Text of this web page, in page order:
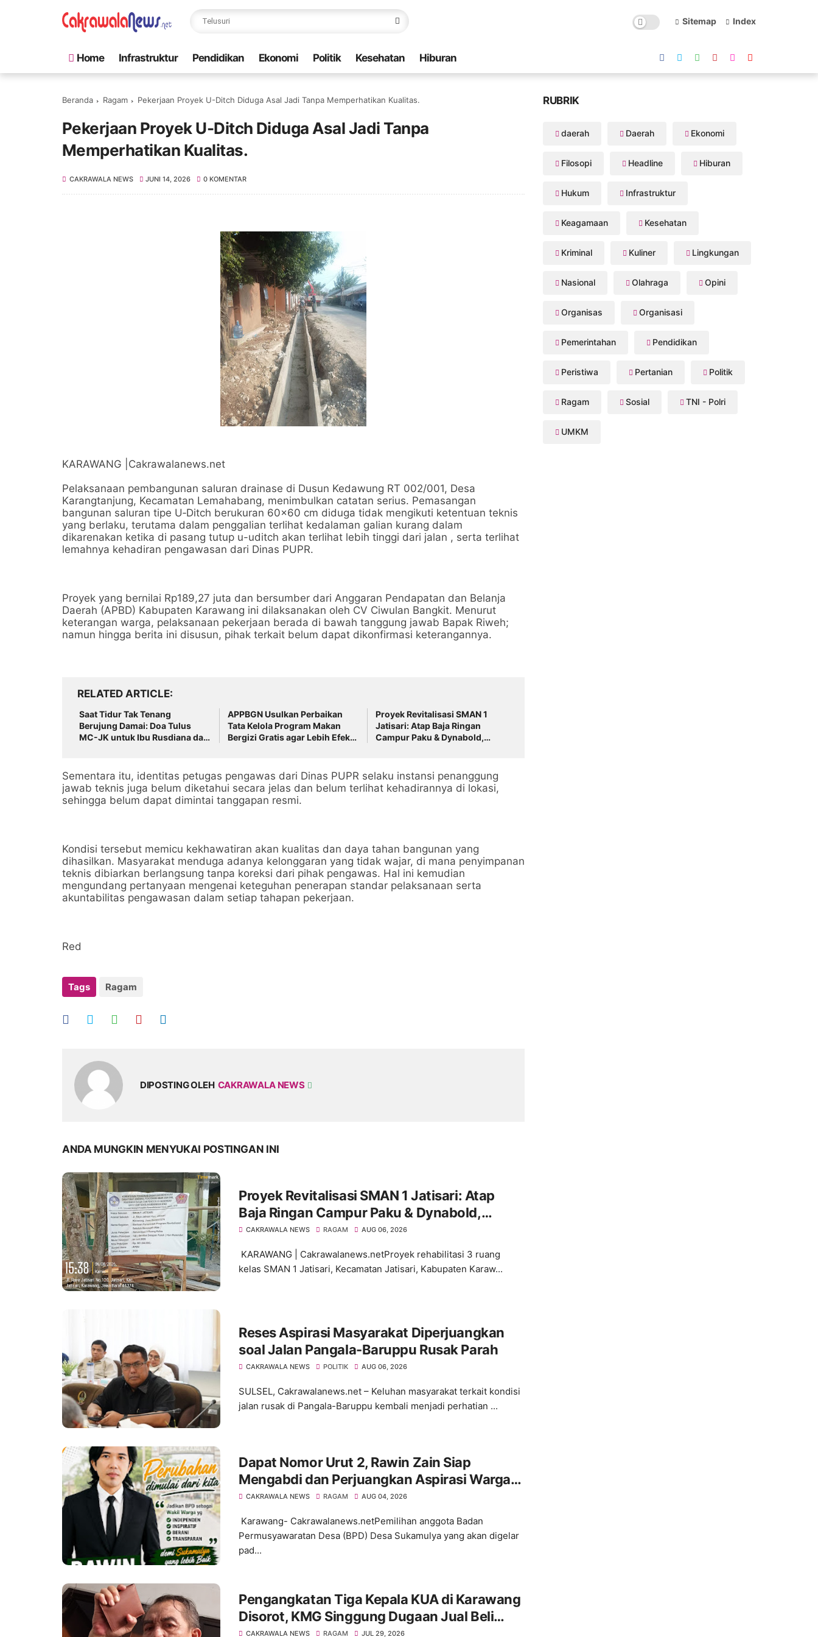
Sitemap Index
Home Infrastruktur Pendidikan Ekonomi Politik Kesehatan Hiburan
Beranda Ragam Pekerjaan Proyek U-Ditch Diduga Asal Jadi Tanpa Memperhatikan Kualitas.
Pekerjaan Proyek U-Ditch Diduga Asal Jadi Tanpa
Memperhatikan Kualitas.
CAKRAWALA NEWS JUNI 14, 2026 0 KOMENTAR
KARAWANG |Cakrawalanews.net
Pelaksanaan pembangunan saluran drainase di Dusun Kedawung RT 002/001, Desa
Karangtanjung, Kecamatan Lemahabang, menimbulkan catatan serius. Pemasangan
bangunan saluran tipe U‑Ditch berukuran 60×60 cm diduga tidak mengikuti ketentuan teknis
yang berlaku, terutama dalam penggalian terlihat kedalaman galian kurang dalam
dikarenakan ketika di pasang tutup u-uditch akan terlihat lebih tinggi dari jalan , serta terlihat
lemahnya kehadiran pengawasan dari Dinas PUPR.
Proyek yang bernilai Rp189,27 juta dan bersumber dari Anggaran Pendapatan dan Belanja
Daerah (APBD) Kabupaten Karawang ini dilaksanakan oleh CV Ciwulan Bangkit. Menurut
keterangan warga, pelaksanaan pekerjaan berada di bawah tanggung jawab Bapak Riweh;
namun hingga berita ini disusun, pihak terkait belum dapat dikonfirmasi keterangannya.
RELATED ARTICLE
Saat Tidur Tak Tenang
Berujung Damai: Doa Tulus
MC-JK untuk Ibu Rusdiana dan
APPBGN Usulkan Perbaikan
Tata Kelola Program Makan
Bergizi Gratis agar Lebih Efektif
Proyek Revitalisasi SMAN 1
Jatisari: Atap Baja Ringan
Campur Paku & Dynabold,
Menguat
Sementara itu, identitas petugas pengawas dari Dinas PUPR selaku instansi penanggung
jawab teknis juga belum diketahui secara jelas dan belum terlihat kehadirannya di lokasi,
sehingga belum dapat dimintai tanggapan resmi.
Kondisi tersebut memicu kekhawatiran akan kualitas dan daya tahan bangunan yang
dihasilkan. Masyarakat menduga adanya kelonggaran yang tidak wajar, di mana penyimpanan
teknis dibiarkan berlangsung tanpa koreksi dari pihak pengawas. Hal ini kemudian
mengundang pertanyaan mengenai keteguhan penerapan standar pelaksanaan serta
akuntabilitas pengawasan dalam setiap tahapan pekerjaan.
Red
Tags Ragam
DIPOSTING OLEH CAKRAWALA NEWS
ANDA MUNGKIN MENYUKAI POSTINGAN INI
Proyek Revitalisasi SMAN 1 Jatisari: Atap
Baja Ringan Campur Paku & Dynabold,
Anggaran Berbeda-Beda, Indikasi
Penyimpangan Menguat
CAKRAWALA NEWS RAGAM AUG 06, 2026
KARAWANG | Cakrawalanews.netProyek rehabilitasi 3 ruang
kelas SMAN 1 Jatisari, Kecamatan Jatisari, Kabupaten Karaw...
Reses Aspirasi Masyarakat Diperjuangkan
soal Jalan Pangala-Baruppu Rusak Parah
CAKRAWALA NEWS POLITIK AUG 06, 2026
SULSEL, Cakrawalanews.net – Keluhan masyarakat terkait kondisi
jalan rusak di Pangala-Baruppu kembali menjadi perhatian ...
Dapat Nomor Urut 2, Rawin Zain Siap
Mengabdi dan Perjuangkan Aspirasi Warga
pada Pemilihan BPD Desa Sukamulya 2026-
CAKRAWALA NEWS RAGAM AUG 04, 2026
Karawang- Cakrawalanews.netPemilihan anggota Badan
Permusyawaratan Desa (BPD) Desa Sukamulya yang akan digelar
pad...
Pengangkatan Tiga Kepala KUA di Karawang
Disorot, KMG Singgung Dugaan Jual Beli
Jabatan dan Desak Transparansi
CAKRAWALA NEWS RAGAM JUL 29, 2026
RUBRIK
daerah Daerah Ekonomi
Filosopi Headline Hiburan
Hukum Infrastruktur
Keagamaan Kesehatan
Kriminal Kuliner Lingkungan
Nasional Olahraga Opini
Organisas Organisasi
Pemerintahan Pendidikan
Peristiwa Pertanian Politik
Ragam Sosial TNI - Polri
UMKM